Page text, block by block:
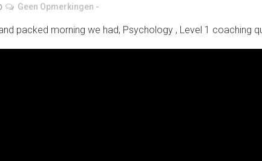
Geen Opmerkingen
packed morning we had, Psychology , Level 1 coaching